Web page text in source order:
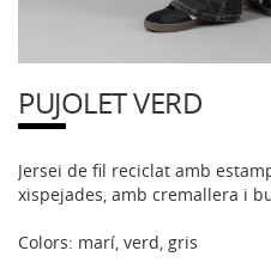
PUJOLET VERD
Jersei de fil reciclat amb
xispejades, amb cremallera i
Colors: marí, verd, gris